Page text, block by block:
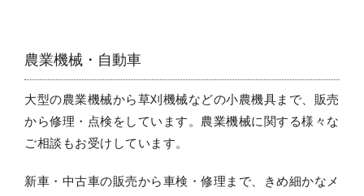
農業機械・自動車
大型の農業機械から草刈機械などの小農機具まで、販売
から修理・点検をしています。農業機械に関する様々な
ご相談もお受けしています。
新車・中古車の販売から車検・修理まで、きめ細かなメ